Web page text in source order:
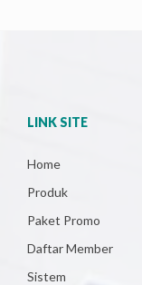
LINK SITE
Home
Produk
Paket Promo
Daftar Member
Sistem